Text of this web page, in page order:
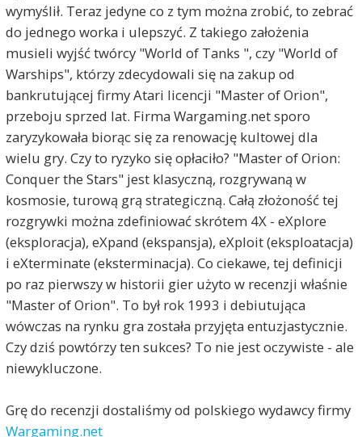
wymyślił. Teraz jedyne co z tym można zrobić, to zebrać
do jednego worka i ulepszyć. Z takiego założenia
musieli wyjść twórcy "World of Tanks ", czy "World of
Warships", którzy zdecydowali się na zakup od
bankrutującej firmy Atari licencji "Master of Orion",
przeboju sprzed lat. Firma Wargaming.net sporo
zaryzykowała biorąc się za renowację kultowej dla
wielu gry. Czy to ryzyko się opłaciło? "Master of Orion:
Conquer the Stars" jest klasyczną, rozgrywaną w
kosmosie, turową grą strategiczną. Całą złożoność tej
rozgrywki można zdefiniować skrótem 4X - eXplore
(eksploracja), eXpand (ekspansja), eXploit (eksploatacja)
i eXterminate (eksterminacja). Co ciekawe, tej definicji
po raz pierwszy w historii gier użyto w recenzji właśnie
"Master of Orion". To był rok 1993 i debiutująca
wówczas na rynku gra została przyjęta entuzjastycznie.
Czy dziś powtórzy ten sukces? To nie jest oczywiste - ale
niewykluczone.
Grę do recenzji dostaliśmy od polskiego wydawcy firmy
Wargaming.net